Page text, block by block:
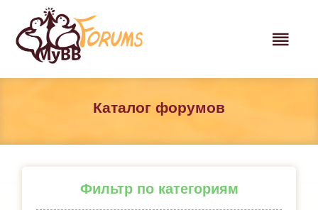
Каталог форумов
Фильтр по категориям